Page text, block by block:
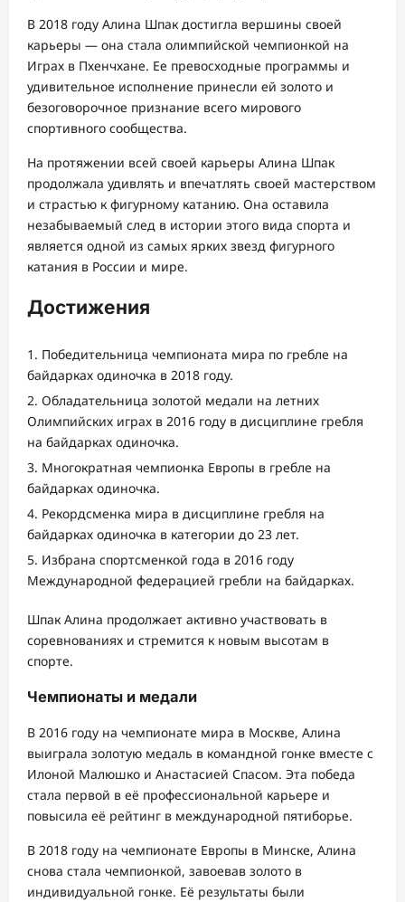
В 2018 году Алина Шпак достигла вершины своей
карьеры — она стала олимпийской чемпионкой на
Играх в Пхенчхане. Ее превосходные программы и
удивительное исполнение принесли ей золото и
безоговорочное признание всего мирового
спортивного сообщества.
На протяжении всей своей карьеры Алина Шпак
продолжала удивлять и впечатлять своей мастерством
и страстью к фигурному катанию. Она оставила
незабываемый след в истории этого вида спорта и
является одной из самых ярких звезд фигурного
катания в России и мире.
Достижения
Победительница чемпионата мира по гребле на
байдарках одиночка в 2018 году.
Обладательница золотой медали на летних
Олимпийских играх в 2016 году в дисциплине гребля
на байдарках одиночка.
Многократная чемпионка Европы в гребле на
байдарках одиночка.
Рекордсменка мира в дисциплине гребля на
байдарках одиночка в категории до 23 лет.
Избрана спортсменкой года в 2016 году
Международной федерацией гребли на байдарках.
Шпак Алина продолжает активно участвовать в
соревнованиях и стремится к новым высотам в
спорте.
Чемпионаты и медали
В 2016 году на чемпионате мира в Москве, Алина
выиграла золотую медаль в командной гонке вместе с
Илоной Малюшко и Анастасией Спасом. Эта победа
стала первой в её профессиональной карьере и
повысила её рейтинг в международной пятиборье.
В 2018 году на чемпионате Европы в Минске, Алина
снова стала чемпионкой, завоевав золото в
индивидуальной гонке. Её результаты были